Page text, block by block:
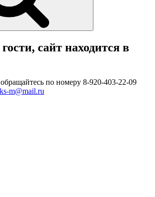
сайт находится в
по номеру 8-920-403-22-09
m@mail.ru